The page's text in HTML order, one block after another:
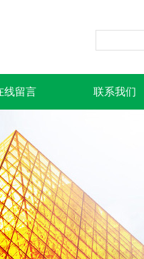
线留言 联系我们